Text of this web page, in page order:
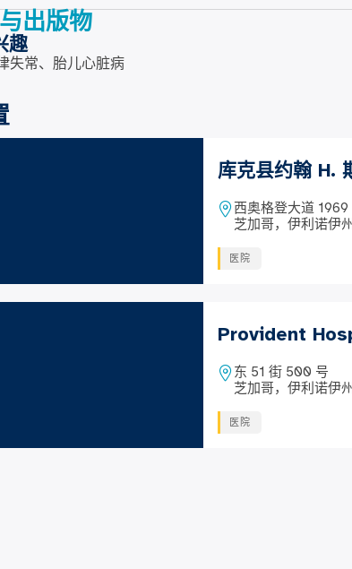
出版物
趣
失常、胎儿心脏病
库克县约翰 H.
西奥格登大道 1969
芝加哥，伊利诺伊
医院
Provident
东 51 街 500 号
芝加哥，伊利诺伊
医院